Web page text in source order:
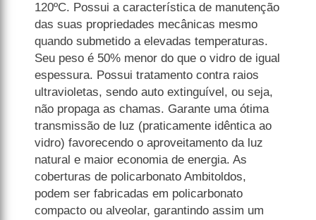
120ºC. Possui a característica de manutenção
das suas propriedades mecânicas mesmo
quando submetido a elevadas temperaturas.
Seu peso é 50% menor do que o vidro de igual
espessura. Possui tratamento contra raios
ultravioletas, sendo auto extinguível, ou seja,
não propaga as chamas. Garante uma ótima
transmissão de luz (praticamente idêntica ao
vidro) favorecendo o aproveitamento da luz
natural e maior economia de energia. As
coberturas de policarbonato Ambitoldos,
podem ser fabricadas em policarbonato
compacto ou alveolar, garantindo assim um